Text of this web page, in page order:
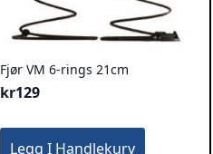
Fjør VM 6-rings 21cm
kr129
Legg I Handlekurv